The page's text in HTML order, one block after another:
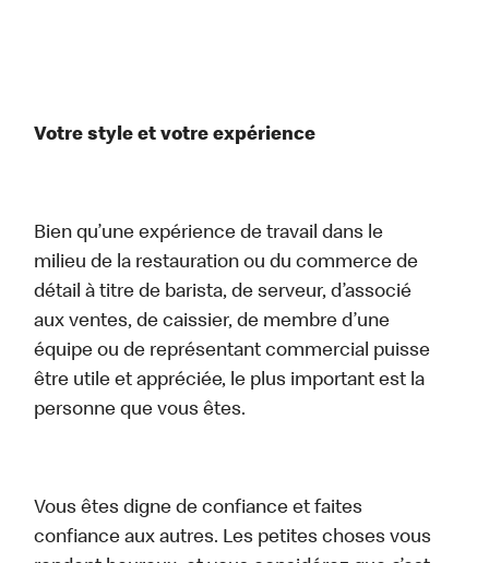
Votre style et votre expérience
Bien qu’une expérience de travail dans le
milieu de la restauration ou du commerce de
détail à titre de barista, de serveur, d’associé
aux ventes, de caissier, de membre d’une
équipe ou de représentant commercial puisse
être utile et appréciée, le plus important est la
personne que vous êtes.
Vous êtes digne de confiance et faites
confiance aux autres. Les petites choses vous